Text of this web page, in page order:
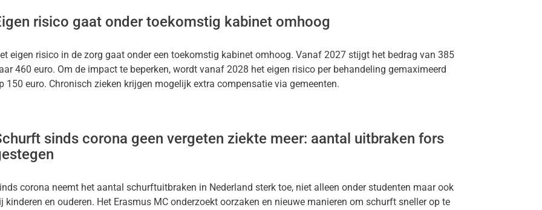
risico gaat onder toekomstig kabinet omhoog
eigen risico in de zorg gaat onder een toekomstig kabinet omhoog. Vanaf 2027 stijgt het bedrag van 385
460 euro. Om de impact te beperken, wordt vanaf 2028 het eigen risico per behandeling gemaximeerd
150 euro. Chronisch zieken krijgen mogelijk extra compensatie via gemeenten.
sinds corona geen vergeten ziekte meer: aantal uitbraken fors
corona neemt het aantal schurftuitbraken in Nederland sterk toe, niet alleen onder studenten maar ook
kinderen en ouderen. Het Erasmus MC onderzoekt oorzaken en nieuwe manieren om schurft sneller op te